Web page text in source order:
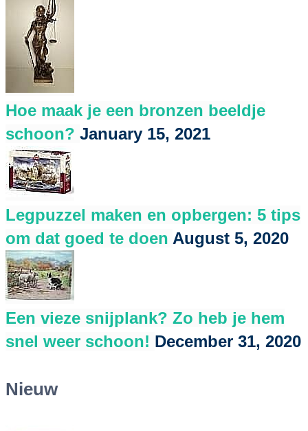
Hoe maak je een bronzen beeldje
schoon? January 15, 2021
Legpuzzel maken en opbergen: 5 tips
om dat goed te doen August 5, 2020
Een vieze snijplank? Zo heb je hem
snel weer schoon! December 31, 2020
Nieuw